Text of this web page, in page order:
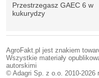
Przestrzegasz GAEC 6 w
kukurydzy
AgroFakt.pl jest znakiem
Wszystkie materiały
autorskimi
© Adagri Sp. z o.o. 2010-2026